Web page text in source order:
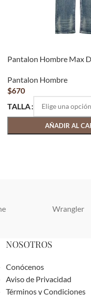
Pantalon Hombre Max
Pantalon Hombre
$670
TALLA
AÑADIR AL
Wrangler
NOSOTROS
Conócenos
Aviso de Privacidad
Términos y Condiciones